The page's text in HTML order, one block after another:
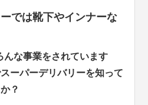
では靴下やインナーな
な事業をされています
ーパーデリバリーを知って
？